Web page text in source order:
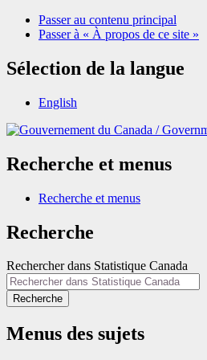
Passer au contenu principal
Passer à « À propos de ce site »
Sélection de la langue
English
/
Recherche et menus
Recherche et menus
Recherche
Rechercher dans Statistique Canada
Recherche
Menus des sujets